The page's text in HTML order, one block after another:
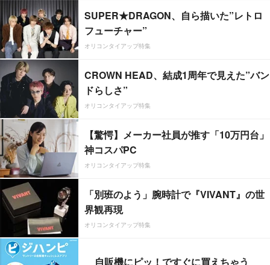
SUPER★DRAGON、自ら描いた”レトロ
フューチャー”
オリコンタイアップ特集
CROWN HEAD、結成1周年で見えた”バン
ドらしさ”
オリコンタイアップ特集
【驚愕】メーカー社員が推す「10万円台」
神コスパPC
オリコンタイアップ特集
「別班のよう」腕時計で『VIVANT』の世
界観再現
オリコンタイアップ特集
自販機にピッ！ですぐに買えちゃう